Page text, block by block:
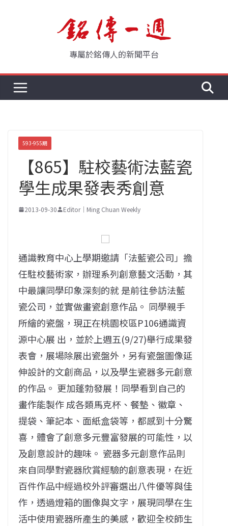
專屬於銘傳人的新聞平台
593-955期
【865】駐校藝術法藍瓷
學生成果發表秀創意
2013-09-30 Editor｜Ming Chuan Weekly
通識教育中心上學期邀請「法藍瓷公司」擔
任駐校藝術家，辦理系列創意藝文活動，其
中最讓同學印象深刻的就 是前往參訪法藍
瓷公司，並實做畫瓷創意作品。 同學親手
所繪的瓷盤，現正在桃園校區P106通識資
源中心展 出，並於上週五(9/27)舉行成果發
表會，展場除展出瓷盤外，另有瓷盤圖像延
伸設計的文創商品，以及學生瓷器多元創意
的作品。 更加蓬勃發展！同學看到自己的
畫作能製作 成各類馬克杯、餐墊、徽章、
提袋、筆記本、面紙盒袋等，都感到十分驚
喜，體會了創意多元豐富發展的可能性，以
及創意設計的趣味。 瓷器多元創意作品則
來自同學對瓷器欣賞經驗的創意表現，在近
百件作品中經過校外評審選出八件優等與佳
作，透過燈箱的圖像與文字，展現同學在生
活中使用瓷器所產生的美感，歡迎全校師生